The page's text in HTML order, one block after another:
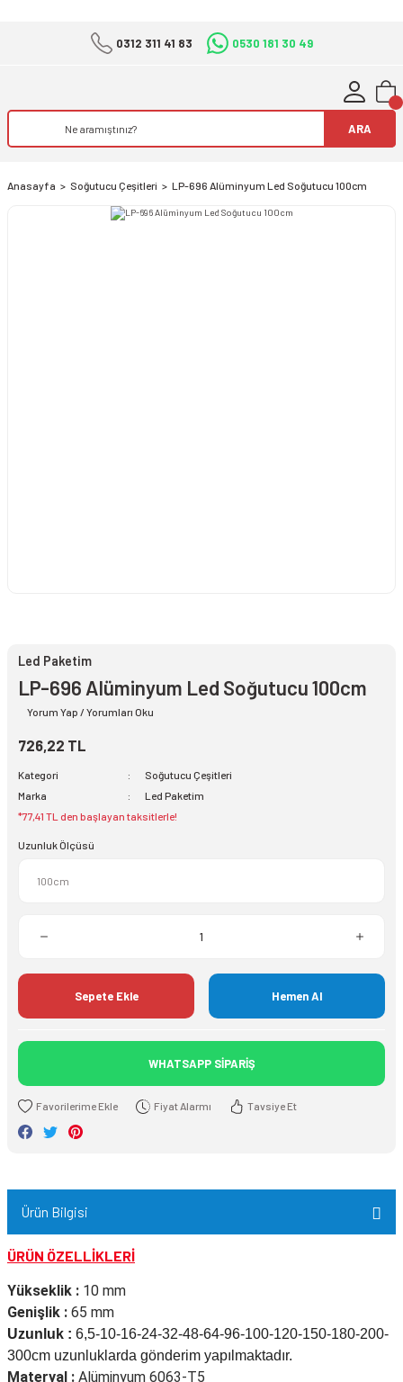
0312 311 41 83 0530 181 30 49
ARA
Anasayfa Soğutucu Çeşitleri LP-696 Alüminyum Led Soğutucu 100cm
Led Paketim
LP-696 Alüminyum Led Soğutucu 100cm
Yorum Yap / Yorumları Oku
726,22 TL
Kategori
Soğutucu Çeşitleri
Marka
Led Paketim
*77,41 TL den başlayan taksitlerle!
Uzunluk Ölçüsü
Sepete Ekle Hemen Al
WHATSAPP SİPARİŞ
Fiyat Alarmı Tavsiye Et
Ürün Bilgisi
ÜRÜN ÖZELLİKLERİ
Yükseklik : 10 mm
Genişlik : 65 mm
Uzunluk : 6,5-10-16-24-32-48-64-96-100-120-150-180-200-
300cm uzunluklarda gönderim yapılmaktadır.
Materyal : Alüminyum 6063-T5